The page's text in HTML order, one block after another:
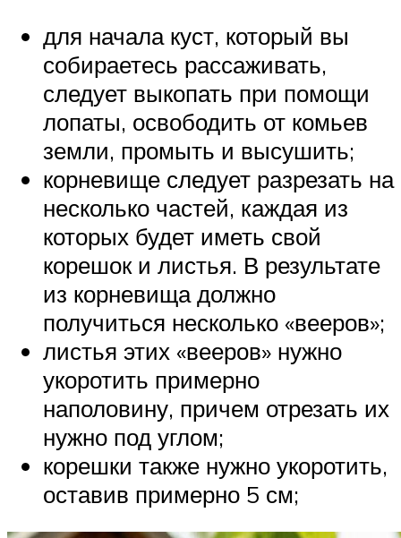
для начала куст, который вы
собираетесь рассаживать,
следует выкопать при помощи
лопаты, освободить от комьев
земли, промыть и высушить;
корневище следует разрезать на
несколько частей, каждая из
которых будет иметь свой
корешок и листья. В результате
из корневища должно
получиться несколько «вееров»;
листья этих «вееров» нужно
укоротить примерно
наполовину, причем отрезать их
нужно под углом;
корешки также нужно укоротить,
оставив примерно 5 см;